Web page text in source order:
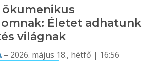
ökumenikus
Életet adhatunk
világnak
– 2026. május 18., hétfő | 16:56